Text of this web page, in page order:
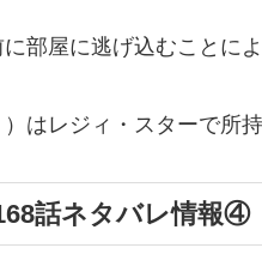
部屋に逃げ込むことに
はレジィ・スターで所
話ネタバレ情報